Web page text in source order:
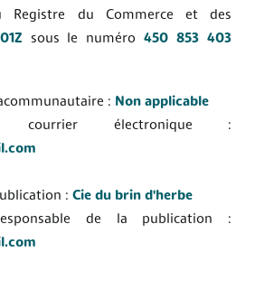
Registre du Commerce et des
sous le numéro
450 853 403
: Non applicable
courrier électronique :
: Cie du brin d'herbe
de la publication :